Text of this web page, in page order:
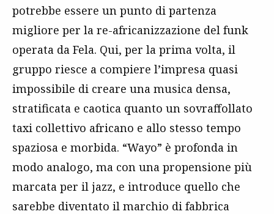
potrebbe essere un punto di partenza
migliore per la re-africanizzazione del funk
operata da Fela. Qui, per la prima volta, il
gruppo riesce a compiere l’impresa quasi
impossibile di creare una musica densa,
stratificata e caotica quanto un sovraffollato
taxi collettivo africano e allo stesso tempo
spaziosa e morbida. “Wayo” è profonda in
modo analogo, ma con una propensione più
marcata per il jazz, e introduce quello che
sarebbe diventato il marchio di fabbrica